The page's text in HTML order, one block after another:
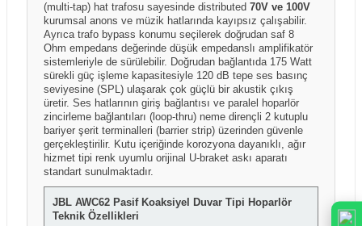
(multi-tap) hat trafosu sayesinde distributed 70V ve 100V
kurumsal anons ve müzik hatlarında kayıpsız çalışabilir.
Ayrıca trafo bypass konumu seçilerek doğrudan saf 8
Ohm empedans değerinde düşük empedanslı amplifikatör
sistemleriyle de sürülebilir. Doğrudan bağlantıda 175 Watt
sürekli güç işleme kapasitesiyle 120 dB tepe ses basınç
seviyesine (SPL) ulaşarak çok güçlü bir akustik çıkış
üretir. Ses hatlarının giriş bağlantısı ve paralel hoparlör
zincirleme bağlantıları (loop-thru) neme dirençli 2 kutuplu
bariyer şerit terminalleri (barrier strip) üzerinden güvenle
gerçekleştirilir. Kutu içeriğinde korozyona dayanıklı, ağır
hizmet tipi renk uyumlu orijinal U-braket askı aparatı
standart sunulmaktadır.
JBL AWC62 Pasif Koaksiyel Duvar Tipi Hoparlör
Teknik Özellikleri